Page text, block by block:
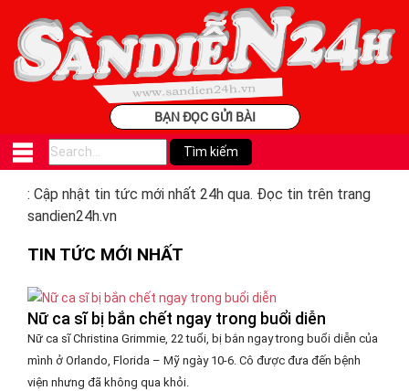
BẠN ĐỌC GỬI BÀI
: Cập nhật tin tức mới nhất 24h qua. Đọc tin trên trang
sandien24h.vn
TIN TỨC MỚI NHẤT
Nữ ca sĩ bị bắn chết ngay trong buổi diễn
Nữ ca sĩ Christina Grimmie, 22 tuổi, bị bắn ngay trong buổi diễn của
mình ở Orlando, Florida – Mỹ ngày 10-6. Cô được đưa đến bệnh
viện nhưng đã không qua khỏi.